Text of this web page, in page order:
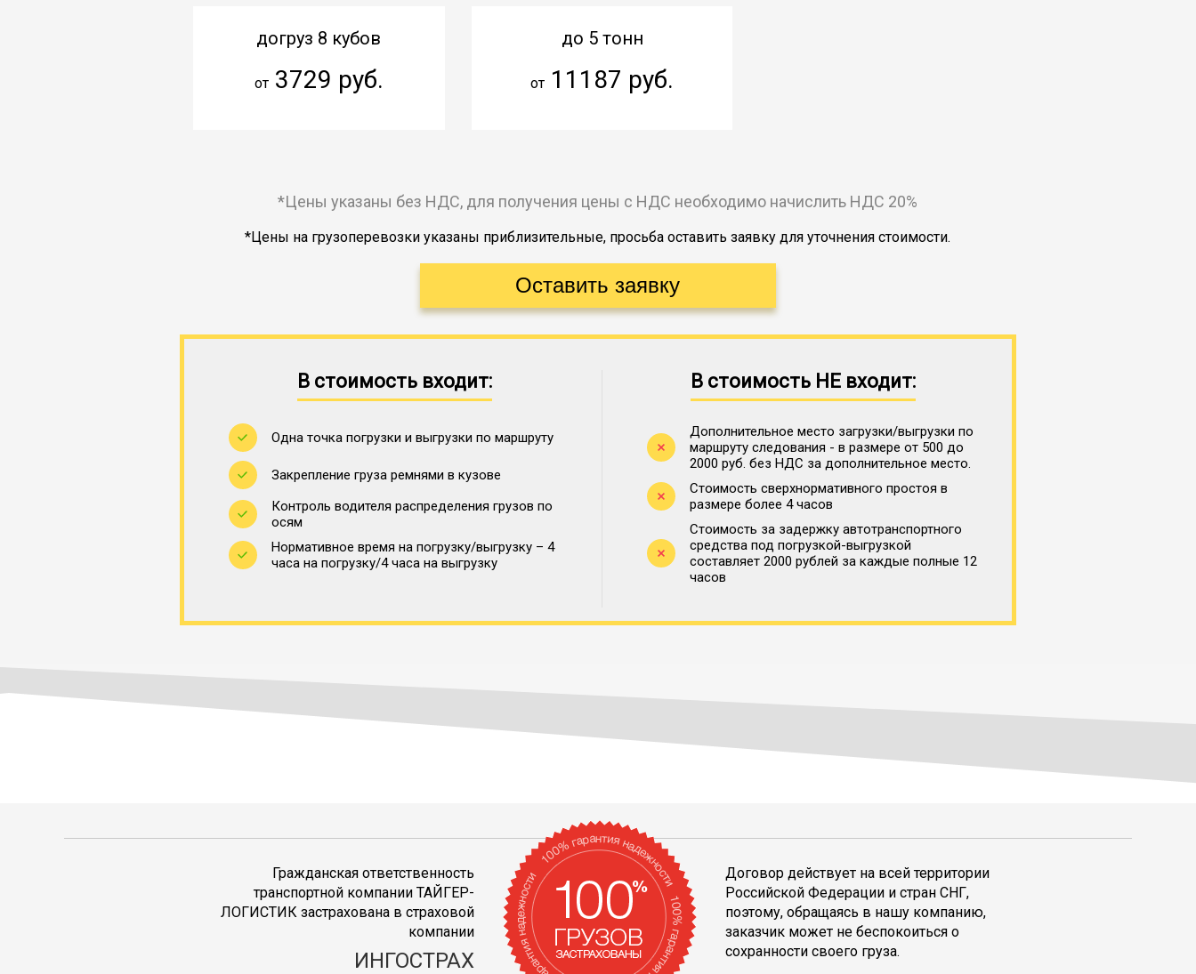
догруз 8 кубов
от3729 руб.
до 5 тонн
от 11187 руб.
*Цены указаны без НДС, для получения цены с НДС необходимо начислить НДС 20%
*Цены на грузоперевозки указаны приблизительные, просьба оставить заявку для уточнения стоимости.
В стоимость входит:
Одна точка погрузки и выгрузки по маршруту
Закрепление груза ремнями в кузове
Контроль водителя распределения грузов по
осям
Нормативное время на погрузку/выгрузку – 4
часа на погрузку/4 часа на выгрузку
В стоимость НЕ входит:
Дополнительное место загрузки/выгрузки по
маршруту следования - в размере от 500 до
2000 руб. без НДС за дополнительное место.
Стоимость сверхнормативного простоя в
размере более 4 часов
Стоимость за задержку автотранспортного
средства под погрузкой-выгрузкой
составляет 2000 рублей за каждые полные 12
часов
Гражданская ответственность
транспортной компании ТАЙГЕР-
ЛОГИСТИК застрахована в страховой
компании
ИНГОСТРАХ
Договор действует на всей территории
Российской Федерации и стран СНГ,
поэтому, обращаясь в нашу компанию,
заказчик может не беспокоиться о
сохранности своего груза.